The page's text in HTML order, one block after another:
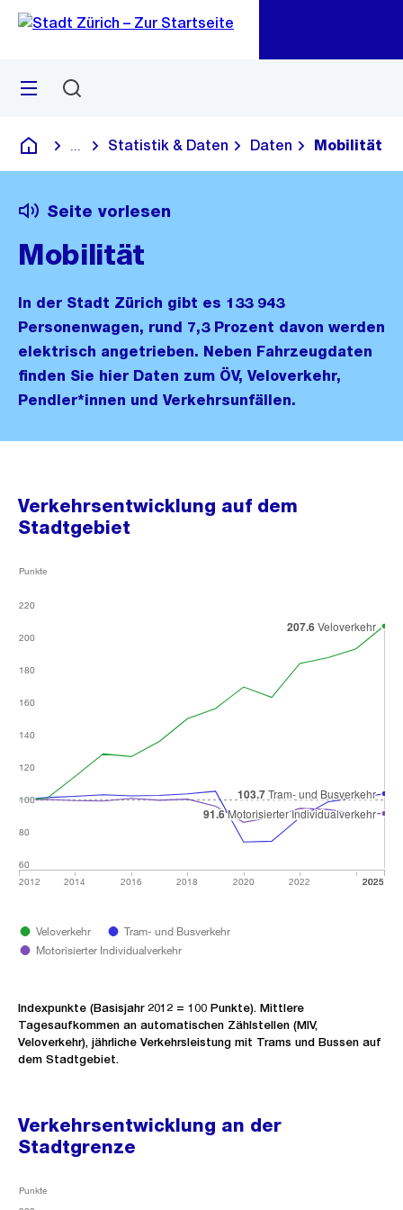
Navigation
Sprunglink
Menü
Deutsch
Blende alle Breadcrumbs ein
Statistik & Daten Daten Mobilität
Seite vorlesen
Mobilität
In der Stadt Zürich gibt es 133 943
Personenwagen, rund 7,3 Prozent davon werden
elektrisch angetrieben. Neben Fahrzeugdaten
finden Sie hier Daten zum ÖV, Veloverkehr,
Pendler*innen und Verkehrsunfällen.
Verkehrsentwicklung auf dem
Stadtgebiet
2012 2014 2016 2018 2020 2022 2025
2025
2025
60
60
80
80
100
100
120
120
140
140
160
160
180
180
200
200
220
220
Punkte
60
60
80
80
100
100
120
120
140
140
160
160
180
180
200
200
220
220
Veloverkehr
Tram- und Busverkehr
Motorisierter Individualverkehr
91.6Motorisierter Individualverkehr
103.7 Tram- und Busverkehr
207.6 Veloverkehr
91.6Motorisierter Individualverkehr
103.7 Tram- und Busverkehr
207.6 Veloverkehr
Indexpunkte (Basisjahr 2012 = 100 Punkte). Mittlere
Tagesaufkommen an automatischen Zählstellen (MIV,
Veloverkehr), jährliche Verkehrsleistung mit Trams und Bussen auf
dem Stadtgebiet.
Verkehrsentwicklung an der
Stadtgrenze
Punkte